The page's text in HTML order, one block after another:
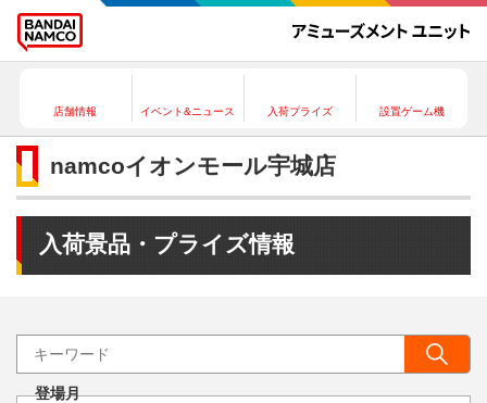
店舗情報 イベント&ニュース 入荷プライズ 設置ゲーム機
namcoイオンモール宇城店
入荷景品・プライズ情報
登場月